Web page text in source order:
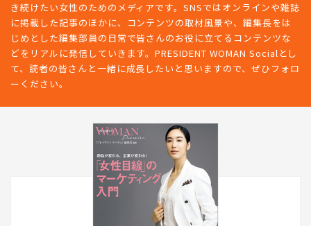
き続けたい女性のためのメディアです。SNSではオンラインや雑誌
に掲載した記事のほかに、コンテンツの取材風景や、編集長をは
じめとした編集部員の日常で皆さんのお役に立てるコンテンツな
どをリアルに発信していきます。PRESIDENT WOMAN Socialとし
て、読者の皆さんと一緒に成長したいと思いますので、ぜひフォロ
ーください。